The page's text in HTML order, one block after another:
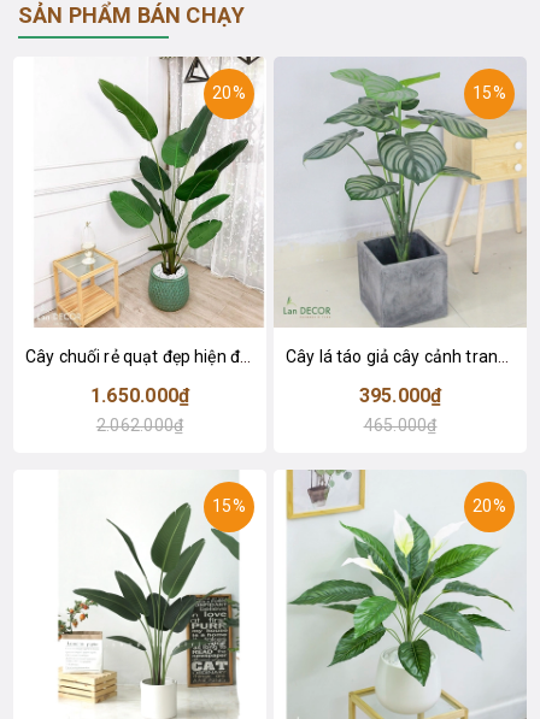
SẢN PHẨM BÁN CHẠY
20%
Cây chuối rẻ quạt đẹp hiện đại trang trí 1m8 - LC3019 (Gồm 12 lá)
1.650.000₫
2.062.000₫
15%
395.000₫
465.000₫
15% 20%